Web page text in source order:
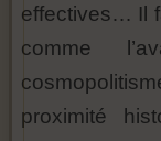
effectives… Il
comme
proximité